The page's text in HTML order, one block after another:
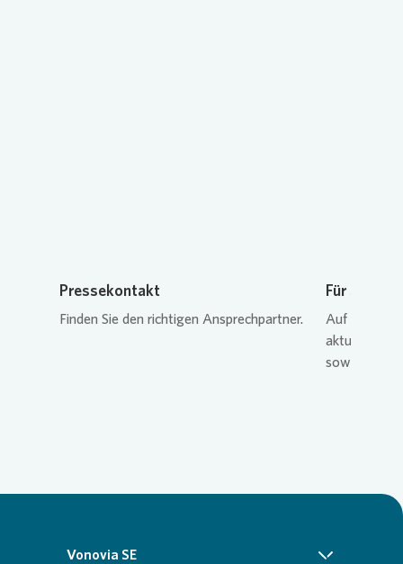
Pressekontakt
Finden Sie den richtigen Ansprechpartner.
Für
Auf unserer
aktuelle
sowie Bild-
Vonovia SE